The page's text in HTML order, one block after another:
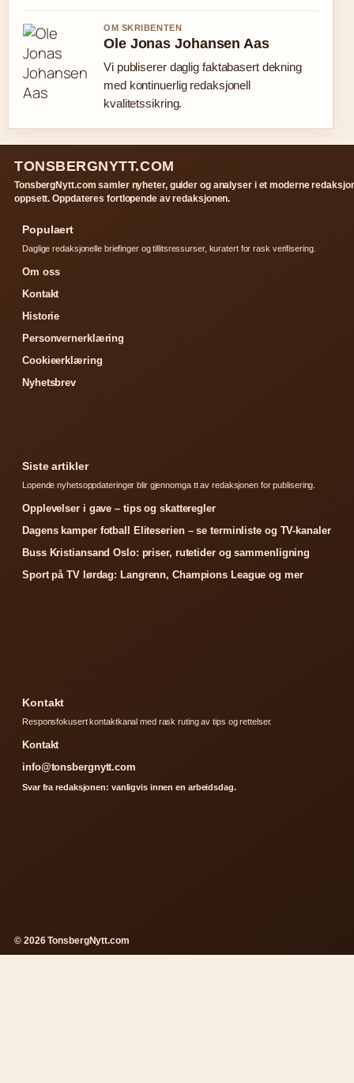
OM SKRIBENTEN
Ole Jonas Johansen Aas
Vi publiserer daglig faktabasert dekning
med kontinuerlig redaksjonell
kvalitetssikring.
TONSBERGNYTT.COM
TonsbergNytt.com samler nyheter, guider og analyser i et moderne
oppsett. Oppdateres fortlopende av redaksjonen.
Populaert
Daglige redaksjonelle briefinger og tillitsressurser, kuratert for rask verifisering.
Om oss
Kontakt
Historie
Personvernerklæring
Cookieerklæring
Nyhetsbrev
Siste artikler
Lopende nyhetsoppdateringer blir gjennomga tt av redaksjonen for publisering.
Opplevelser i gave – tips og skatteregler
Dagens kamper fotball Eliteserien – se terminliste og TV-kanaler
Buss Kristiansand Oslo: priser, rutetider og sammenligning
Sport på TV lørdag: Langrenn, Champions League og mer
Kontakt
Responsfokusert kontaktkanal med rask ruting av tips og rettelser.
Kontakt
info@tonsbergnytt.com
Svar fra redaksjonen: vanligvis innen en arbeidsdag.
© 2026 TonsbergNytt.com